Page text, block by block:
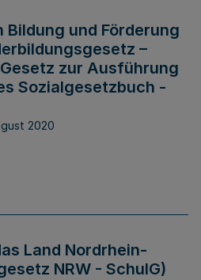
und Förderung
–
zur Ausführung
Sozialgesetzbuch -
2020
Land Nordrhein-
NRW - SchulG)